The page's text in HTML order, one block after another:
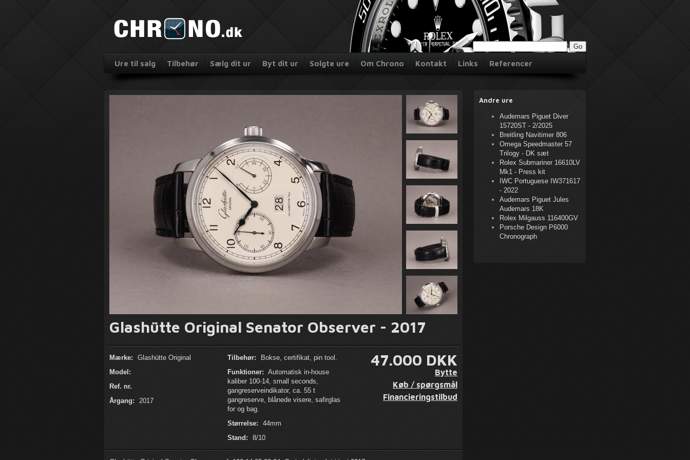
Ure til salg Tilbehør Sælg dit ur Byt dit ur Solgte ure Om Chrono Kontakt Links Referencer
Glashütte Original Senator Observer - 2017
Mærke:
Glashütte Original
Model:
Ref. nr.
Årgang:
2017
Tilbehør:
Bokse, certifikat, pin tool.
Funktioner: Automatisk in-house
kaliber 100-14, small seconds,
gangreserveindikator, ca. 55 t
gangreserve, blånede visere, safirglas
for og bag.
Størrelse:
44mm
Stand:
8/10
47.000 DKK
Bytte
Køb / spørgsmål
Financieringstilbud
Andre ure
Audemars Piguet Diver
15720ST - 2/2025
Breitling Navitimer 806
Omega Speedmaster 57
Trilogy - DK sæt
Rolex Submariner 16610LV
Mk1 - Press kit
IWC Portuguese IW371617
- 2022
Audemars Piguet Jules
Audemars 18K
Rolex Milgauss 116400GV
Porsche Design P6000
Chronograph